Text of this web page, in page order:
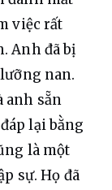
việc rất
Anh đã bị
nan.
anh sẵn
lại bằng
là một
sự. Họ đã